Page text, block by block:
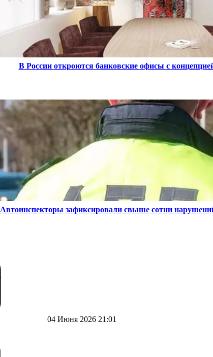
В России откроются банковские офисы с
Автоинспекторы зафиксировали свыше сотни
04 Июня 2026 21:01